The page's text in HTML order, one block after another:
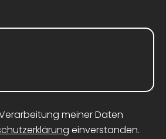
meiner Daten
einverstanden.